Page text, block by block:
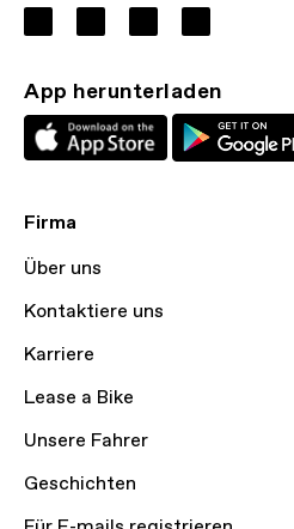
App herunterladen
Firma
Über uns
Kontaktiere uns
Karriere
Lease a Bike
Unsere Fahrer
Geschichten